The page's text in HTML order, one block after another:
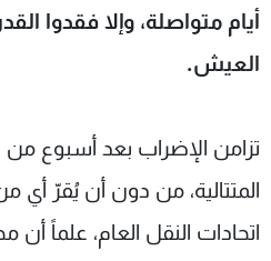
أيام متواصلة، وإلا فقدوا
العيش.
تزامن الإضراب بعد أسبوع
المتتالية، من دون أن يُقرّ أي
اتحادات النقل العام، علماً